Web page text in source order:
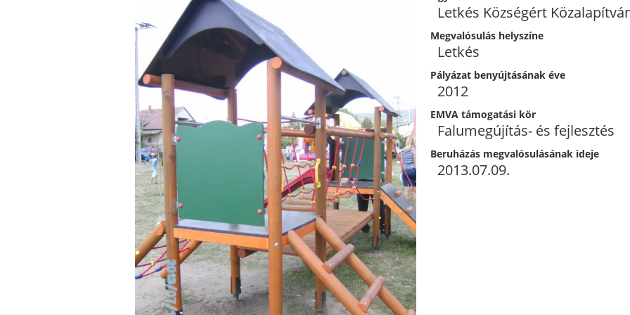
Letkés Községért
Megvalósulás helyszíne
Letkés
Pályázat benyújtásának éve
2012
EMVA támogatási kör
Falumegújítás- és fejlesztés
Beruházás megvalósulásának ideje
2013.07.09.